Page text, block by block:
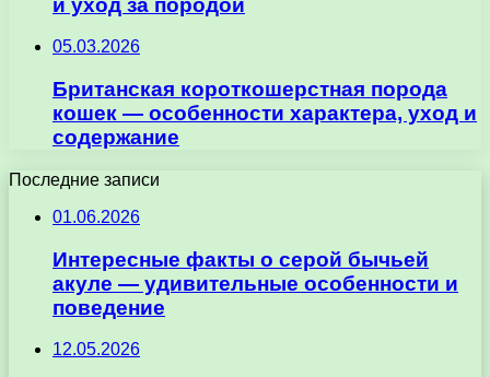
и уход за породой
05.03.2026
Британская короткошерстная порода
кошек — особенности характера, уход и
содержание
Последние записи
01.06.2026
Интересные факты о серой бычьей
акуле — удивительные особенности и
поведение
12.05.2026